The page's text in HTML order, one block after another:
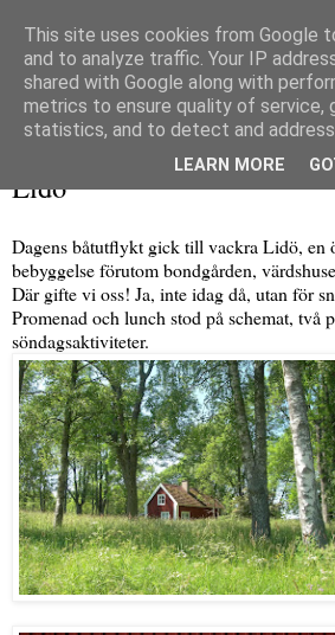
Lidö
Dagens båtutflykt gick till vackra Lidö, en
bebyggelse förutom bondgården,
Där gifte vi oss! Ja, inte idag då, utan för
Promenad och lunch stod på schemat, två
söndagsaktiviteter.
This site uses cookies from Google
and to analyze traffic. Your IP
shared with Google along with
metrics to ensure quality of service,
statistics, and to detect and address
LEARN MORE